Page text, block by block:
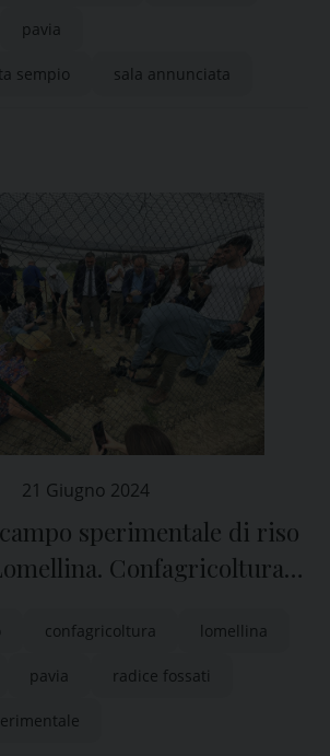
pavia
sempio sala annunciata
21 Giugno 2024
sperimentale di riso
Confagricoltura
confagricoltura lomellina
pavia radice fossati